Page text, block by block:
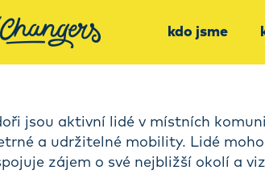
kdo jsme
jsou aktivní lidé v místních
a udržitelné mobility. Lidé
zájem o své nejbližší okolí a